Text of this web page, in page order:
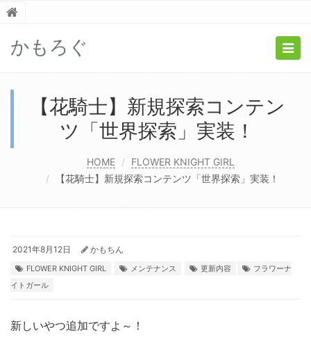
かもろぐ
【花騎士】新規探索コンテン
ツ「世界探索」実装！
HOME
FLOWER KNIGHT GIRL
【花騎士】新規探索コンテンツ「世界探索」実装！
2021年8月12日 かもちん
FLOWER KNIGHT GIRL メンテナンス 更新内容
フラワーナ
イトガール
新しいやつ追加ですよ～！